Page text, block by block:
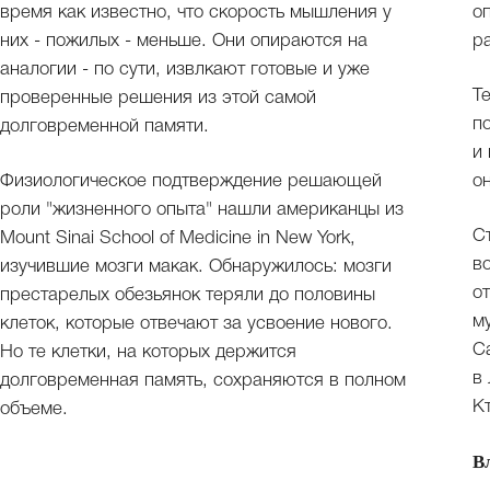
время как известно, что скорость мышления у
них - пожилых - меньше. Они опираются на
аналогии - по сути, извлкают готовые и уже
проверенные решения из этой самой
долговременной памяти.
Физиологическое подтверждение решающей
роли "жизненного опыта" нашли американцы из
Mount Sinai School of Medicine in New York,
изучившие мозги макак. Обнаружилось: мозги
престарелых обезьянок теряли до половины
клеток, которые отвечают за усвоение нового.
Но те клетки, на которых держится
долговременная память, сохраняются в полном
объеме.
и
в